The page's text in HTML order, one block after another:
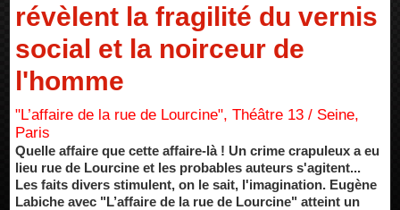
révèlent la fragilité du vernis
social et la noirceur de
l'homme
"L’affaire de la rue de Lourcine", Théâtre 13 / Seine,
Paris
Quelle affaire que cette affaire-là ! Un crime crapuleux a eu
lieu rue de Lourcine et les probables auteurs s'agitent...
Les faits divers stimulent, on le sait, l'imagination. Eugène
Labiche avec "L’affaire de la rue de Lourcine" atteint un